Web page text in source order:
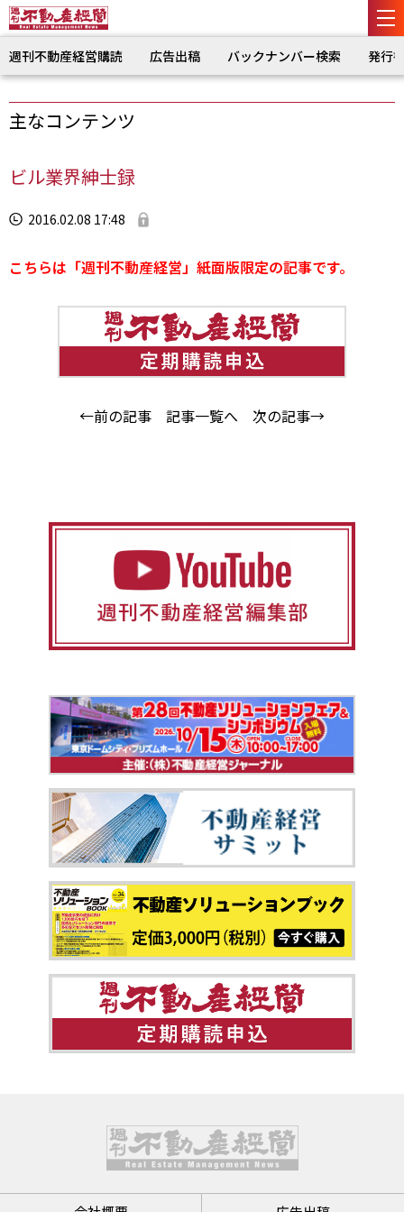
週刊不動産経営購読 広告出稿 バックナンバー検索 発行
主なコンテンツ
ビル業界紳士録
2016.02.08 17:48
こちらは「週刊不動産経営」紙面版限定の記事です。
←前の記事 記事一覧へ 次の記事→